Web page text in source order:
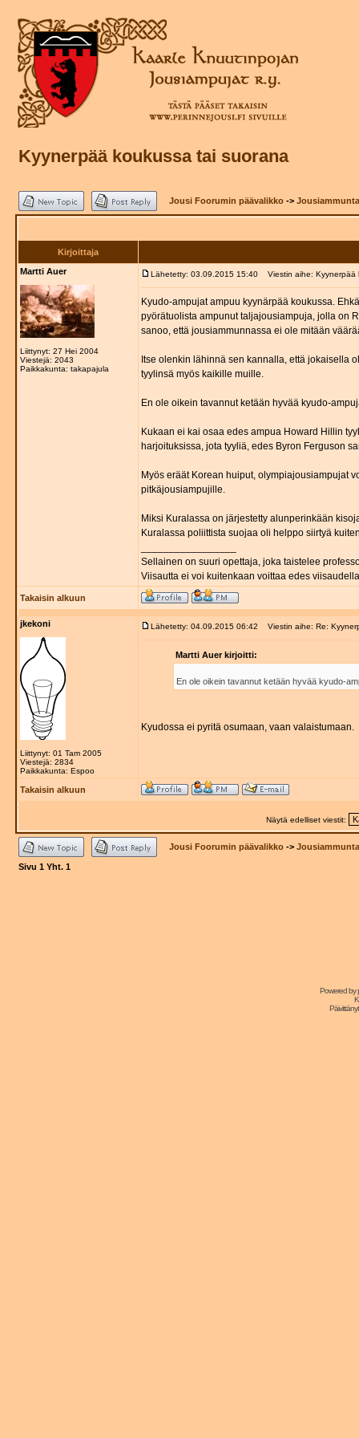
Kyynerpää koukussa tai suorana
Jousi Foorumin päävalikko ->
Kirjoittaja
Martti Auer
Liittynyt: 27 Hei 2004
Viestejä: 2043
Paikkakunta: takapajula
Lähetetty: 03.09.2015 15:40 Viestin aihe: Kyynerpää
Kyudo-ampujat ampuu kyynärpää koukussa.
pyörätuolista ampunut taljajousiampuja, jolla on
sanoo, että jousiammunnassa ei ole mitään
Itse olenkin lähinnä sen kannalla, että jokaisella
tyylinsä myös kaikille muille.
En ole oikein tavannut ketään hyvää kyudo-
Kukaan ei kai osaa edes ampua Howard Hillin
harjoituksissa, jota tyyliä, edes Byron Ferguson
Myös eräät Korean huiput, olympiajousiampujat
pitkäjousiampujille.
Miksi Kuralassa on järjestetty alunperinkään
Kuralassa poliittista suojaa oli helppo siirtyä
Sellainen on suuri opettaja, joka taistelee
Viisautta ei voi kuitenkaan voittaa edes
Takaisin alkuun
jkekoni
Liittynyt: 01 Tam 2005
Viestejä: 2834
Paikkakunta: Espoo
Lähetetty: 04.09.2015 06:42 Viestin aihe: Re:
Martti Auer kirjoitti:
En ole oikein tavannut ketään hyvää kyudo-
Kyudossa ei pyritä osumaan, vaan valaistumaan.
Takaisin alkuun
Näytä edelliset viestit:
Jousi Foorumin päävalikko ->
Sivu 1 Yht. 1
Powered by